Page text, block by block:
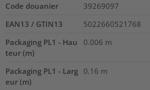
Code douanier
39269097
EAN13 / GTIN13
5022660521768
Packaging PL1 - Hau
teur (m)
0.006 m
Packaging PL1 - Larg
eur (m)
0.16 m